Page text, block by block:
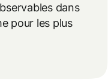
dans
pour les plus